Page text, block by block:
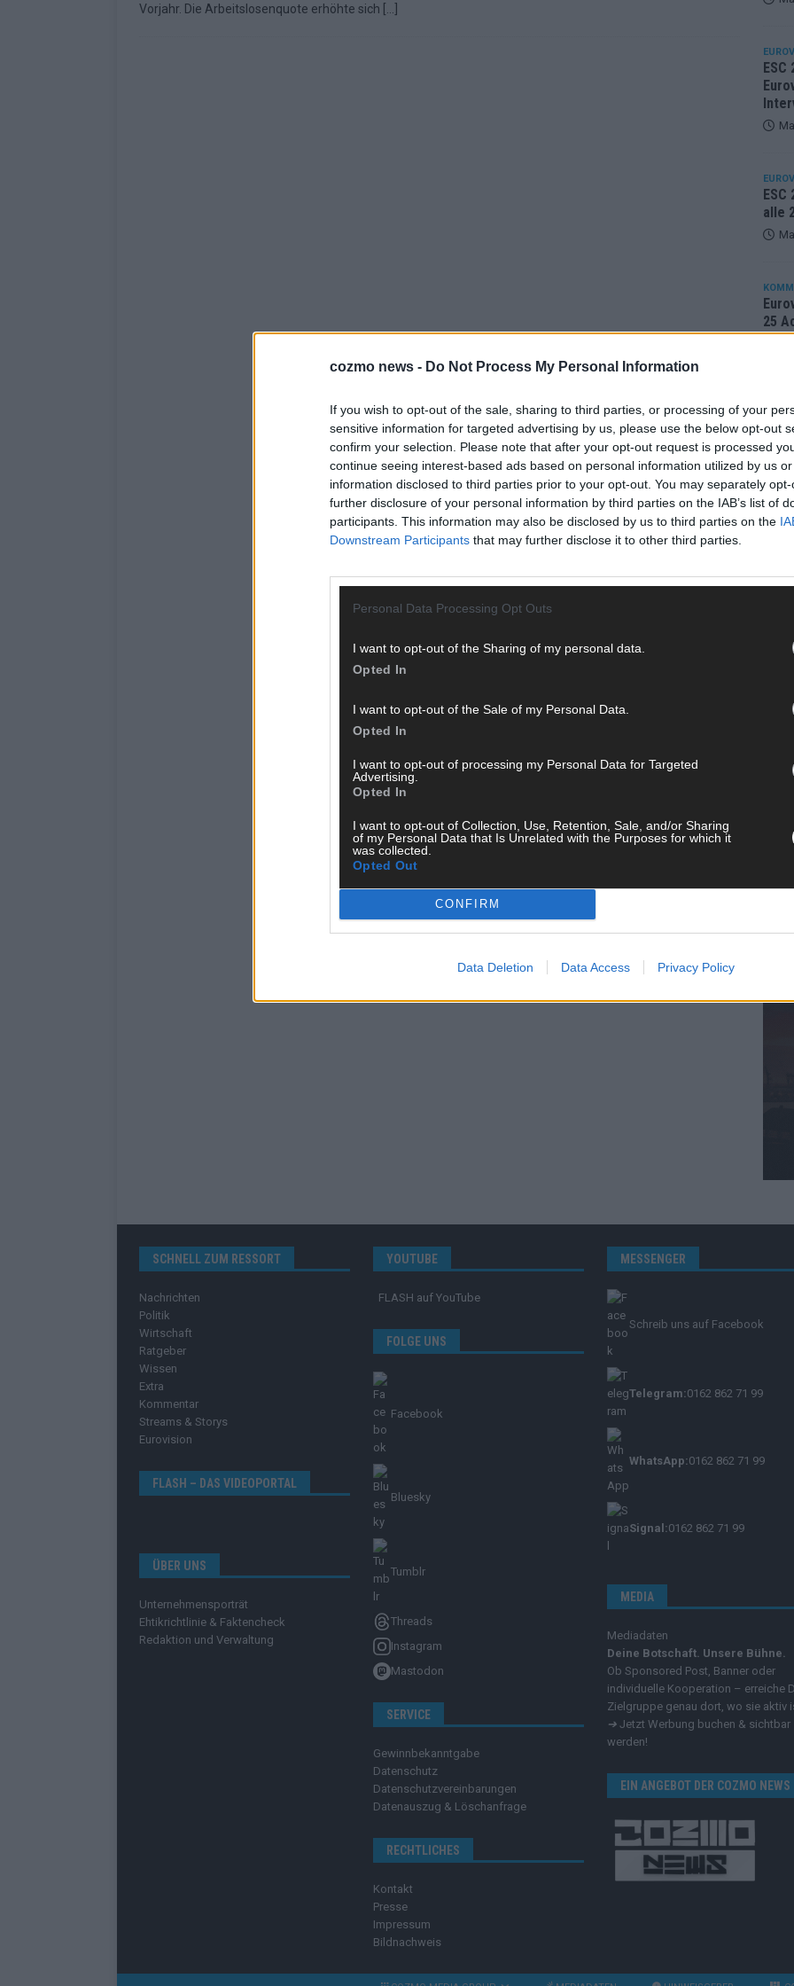
cozmo news - Do Not Process My Personal Information
If you wish to opt-out of the sale, sharing to third parties, or processing of your
sensitive information for targeted advertising by us, please use the below opt-out
confirm your selection. Please note that after your opt-out request is processed
continue seeing interest-based ads based on personal information utilized by us
information disclosed to third parties prior to your opt-out. You may separately
further disclosure of your personal information by third parties on the IAB’s list of
participants. This information may also be disclosed by us to third parties on the
Downstream Participants that may further disclose it to other third parties.
Personal Data Processing Opt Outs
I want to opt-out of the Sharing of my personal data.
Opted In
I want to opt-out of the Sale of my Personal Data.
Opted In
I want to opt-out of processing my Personal Data for Targeted
Advertising.
Opted In
I want to opt-out of Collection, Use, Retention, Sale, and/or Sharing
of my Personal Data that Is Unrelated with the Purposes for which it
was collected.
Opted Out
CONFIRM
Data Deletion Data Access Privacy Policy
Vorjahr. Die Arbeitslosenquote erhöhte sich
alle
25
Von
sein
SCHNELL ZUM RESSORT
Nachrichten
Politik
Wirtschaft
Ratgeber
Wissen
Extra
Kommentar
Streams & Storys
Eurovision
FLASH – DAS VIDEOPORTAL
ÜBER UNS
Unternehmensporträt
Ehtikrichtlinie & Faktencheck
Redaktion und Verwaltung
YOUTUBE
FLASH auf YouTube
FOLGE UNS
Facebook
Bluesky
Tumblr
Threads
Instagram
Mastodon
SERVICE
Gewinnbekanntgabe
Datenschutz
Datenschutzvereinbarungen
Datenauszug & Löschanfrage
RECHTLICHES
Kontakt
Presse
Impressum
Bildnachweis
MESSENGER
Schreib uns auf Facebook
Telegram:0162 862 71 99
WhatsApp:0162 862 71 99
Signal:0162 862 71 99
MEDIA
Mediadaten
Deine Botschaft. Unsere Bühne.
Ob Sponsored Post, Banner oder
individuelle Kooperation – erreiche
Zielgruppe genau dort, wo sie aktiv
➔ Jetzt Werbung buchen & sichtbar
werden!
EIN ANGEBOT DER COZMO NEWS